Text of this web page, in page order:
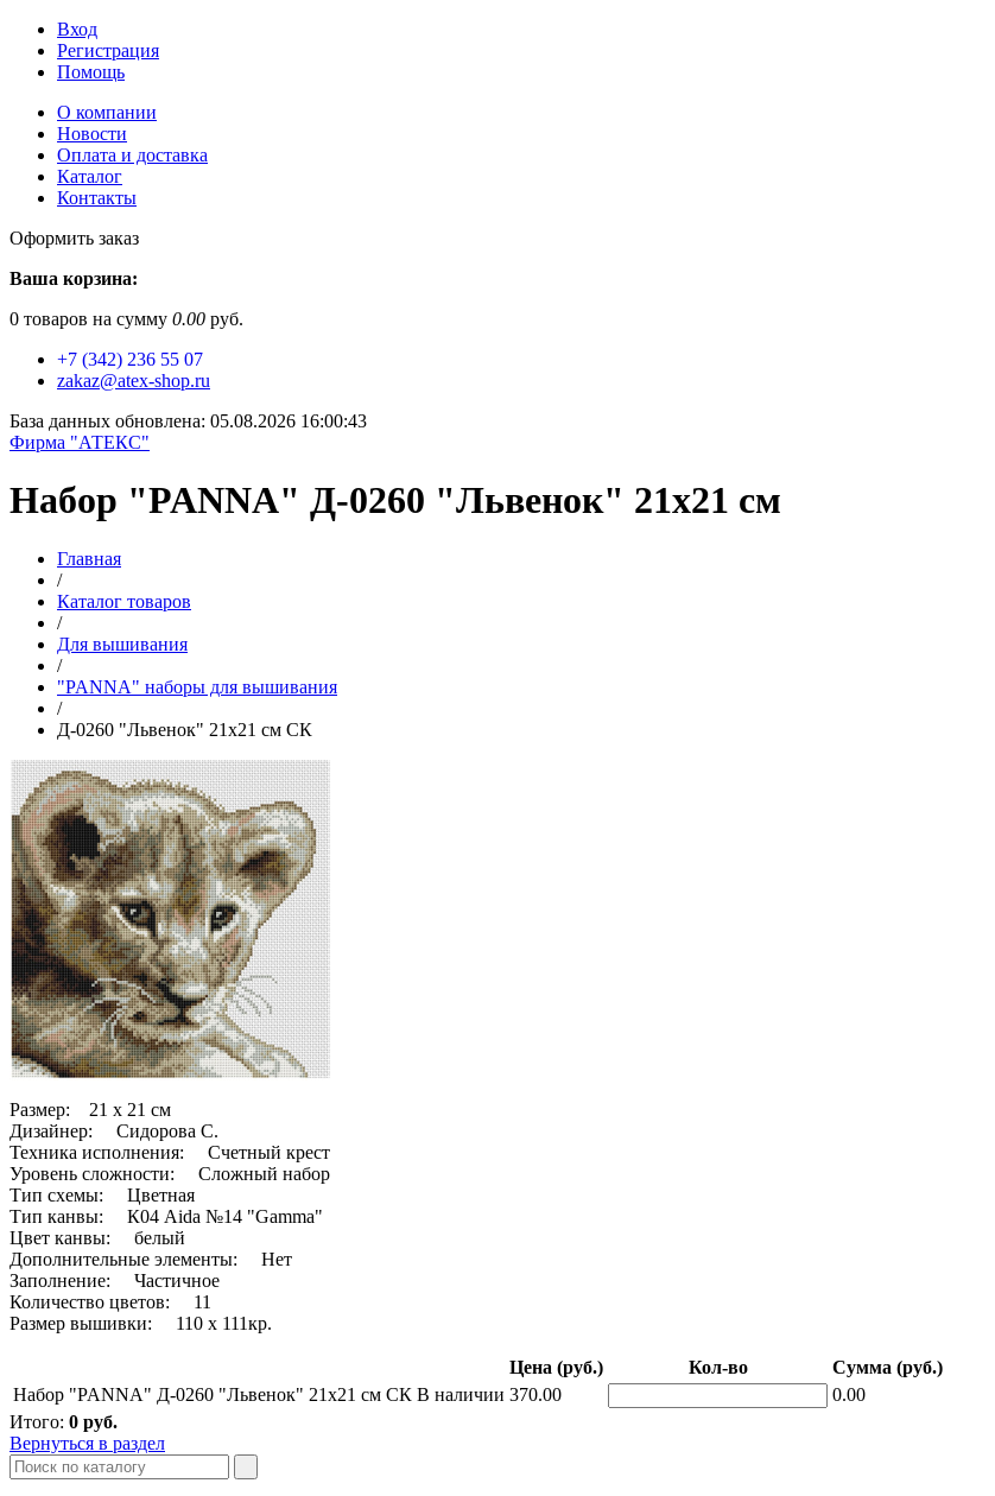
Вход
Регистрация
Помощь
О компании
Новости
Оплата и доставка
Каталог
Контакты
Оформить заказ
Ваша корзина:
0 товаров на сумму 0.00 руб.
+7 (342) 236 55 07
zakaz@atex-shop.ru
База данных обновлена: 05.08.2026 16:00:43
Фирма "АТЕКС"
Набор "PANNA" Д-0260 "Львенок" 21х21 см
Главная
/
Каталог товаров
/
Для вышивания
/
"PANNA" наборы для вышивания
/
Д-0260 "Львенок" 21х21 см СК
Размер: 21 x 21 см
Дизайнер: Сидорова С.
Техника исполнения: Счетный крест
Уровень сложности: Сложный набор
Тип схемы: Цветная
Тип канвы: К04 Aida №14 "Gamma"
Цвет канвы: белый
Дополнительные элементы: Нет
Заполнение: Частичное
Количество цветов: 11
Размер вышивки: 110 х 111кр.
Цена (руб.) Кол-во
Сумма (руб.)
Набор "PANNA" Д-0260 "Львенок" 21х21 см СК В наличии 370.00
0.00
Итого: 0 руб.
Вернуться в раздел